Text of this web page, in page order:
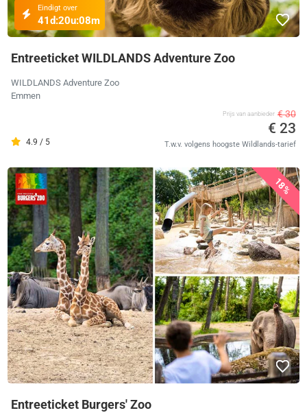
Eindigt over
41d:20u:08m
Entreeticket WILDLANDS Adventure Zoo
WILDLANDS Adventure Zoo
Emmen
4.9 / 5
Prijs van aanbieder € 30
€ 23
T.w.v. volgens hoogste Wildlands-tarief
18%
Entreeticket Burgers' Zoo